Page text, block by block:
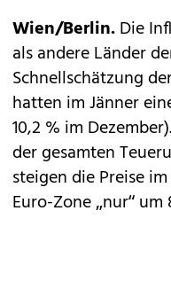
Wien/Berlin.Die
als andere Länder
Schnellschätzung
hatten im Jänner
10,2 % im
der gesamten
steigen die Preise
Euro-Zone „nur“ um